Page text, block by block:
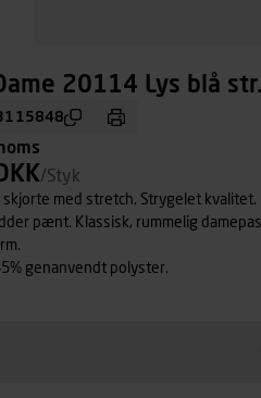
20114 Lys blå
/Styk
skjorte med stretch. Strygelet
pænt. Klassisk, rummelig
genanvendt polyster.